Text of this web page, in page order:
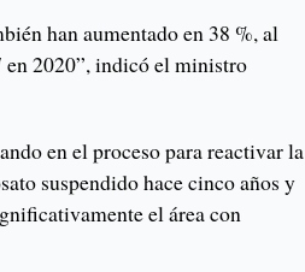
han aumentado en 38 %, al
en 2020”, indicó el ministro
en el proceso para reactivar la
suspendido hace cinco años y
el área con